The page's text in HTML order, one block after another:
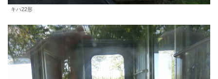
キハ22形